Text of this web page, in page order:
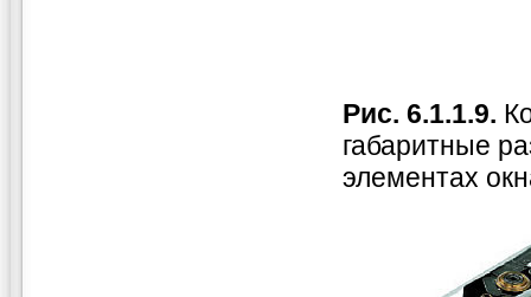
Рис. 6.1.1.9.
габаритные
элементах